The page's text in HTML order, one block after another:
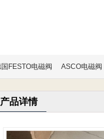
FESTO电磁阀 ASCO电磁阀
产品详情